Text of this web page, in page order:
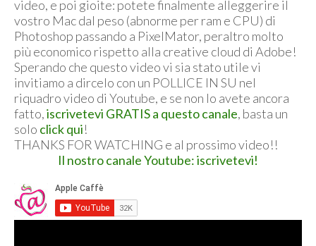
video, e poi gioite: potete finalmente alleggerire il
vostro Mac dal peso (abnorme per ram e CPU) di
Photoshop passando a PixelMator, peraltro molto
più economico rispetto alla creative cloud di Adobe!
Sperando che questo video vi sia stato utile vi
invitiamo a dircelo con un POLLICE IN SU nel
riquadro video di Youtube, e se non lo avete ancora
fatto,iscrivetevi GRATIS a questo canale, basta un
solo click qui!
THANKS FOR WATCHING e al prossimo video!!
Il nostro canale Youtube: iscrivetevi!